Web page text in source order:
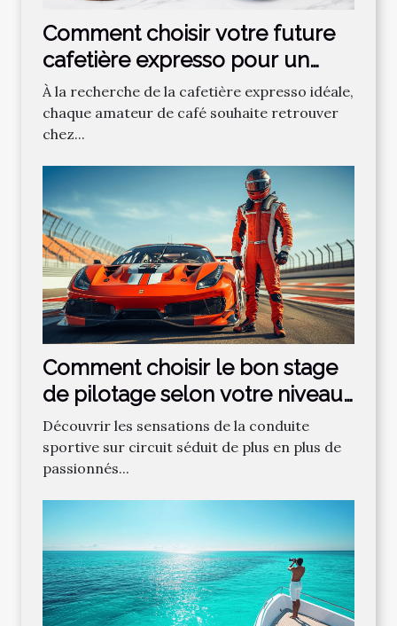
Comment choisir votre future
cafetière expresso pour un
café parfait ?
À la recherche de la cafetière expresso idéale,
chaque amateur de café souhaite retrouver
chez...
Comment choisir le bon stage
de pilotage selon votre niveau
?
Découvrir les sensations de la conduite
sportive sur circuit séduit de plus en plus de
passionnés...